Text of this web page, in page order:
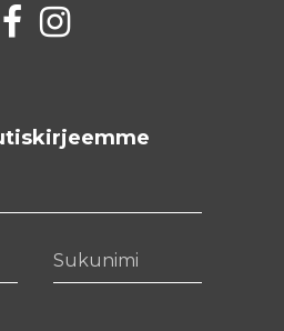
FacebookInstagram